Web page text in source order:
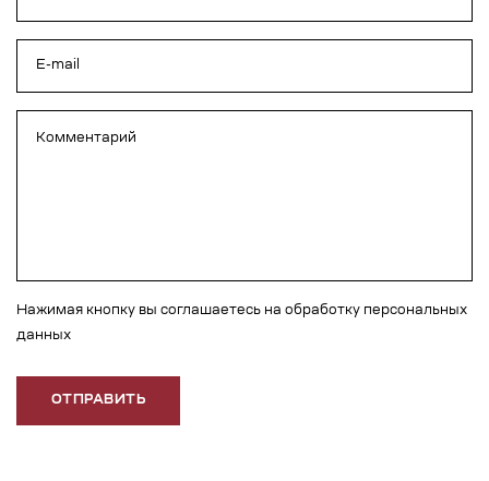
Нажимая кнопку вы соглашаетесь на обработку персональных
данных
ОТПРАВИТЬ